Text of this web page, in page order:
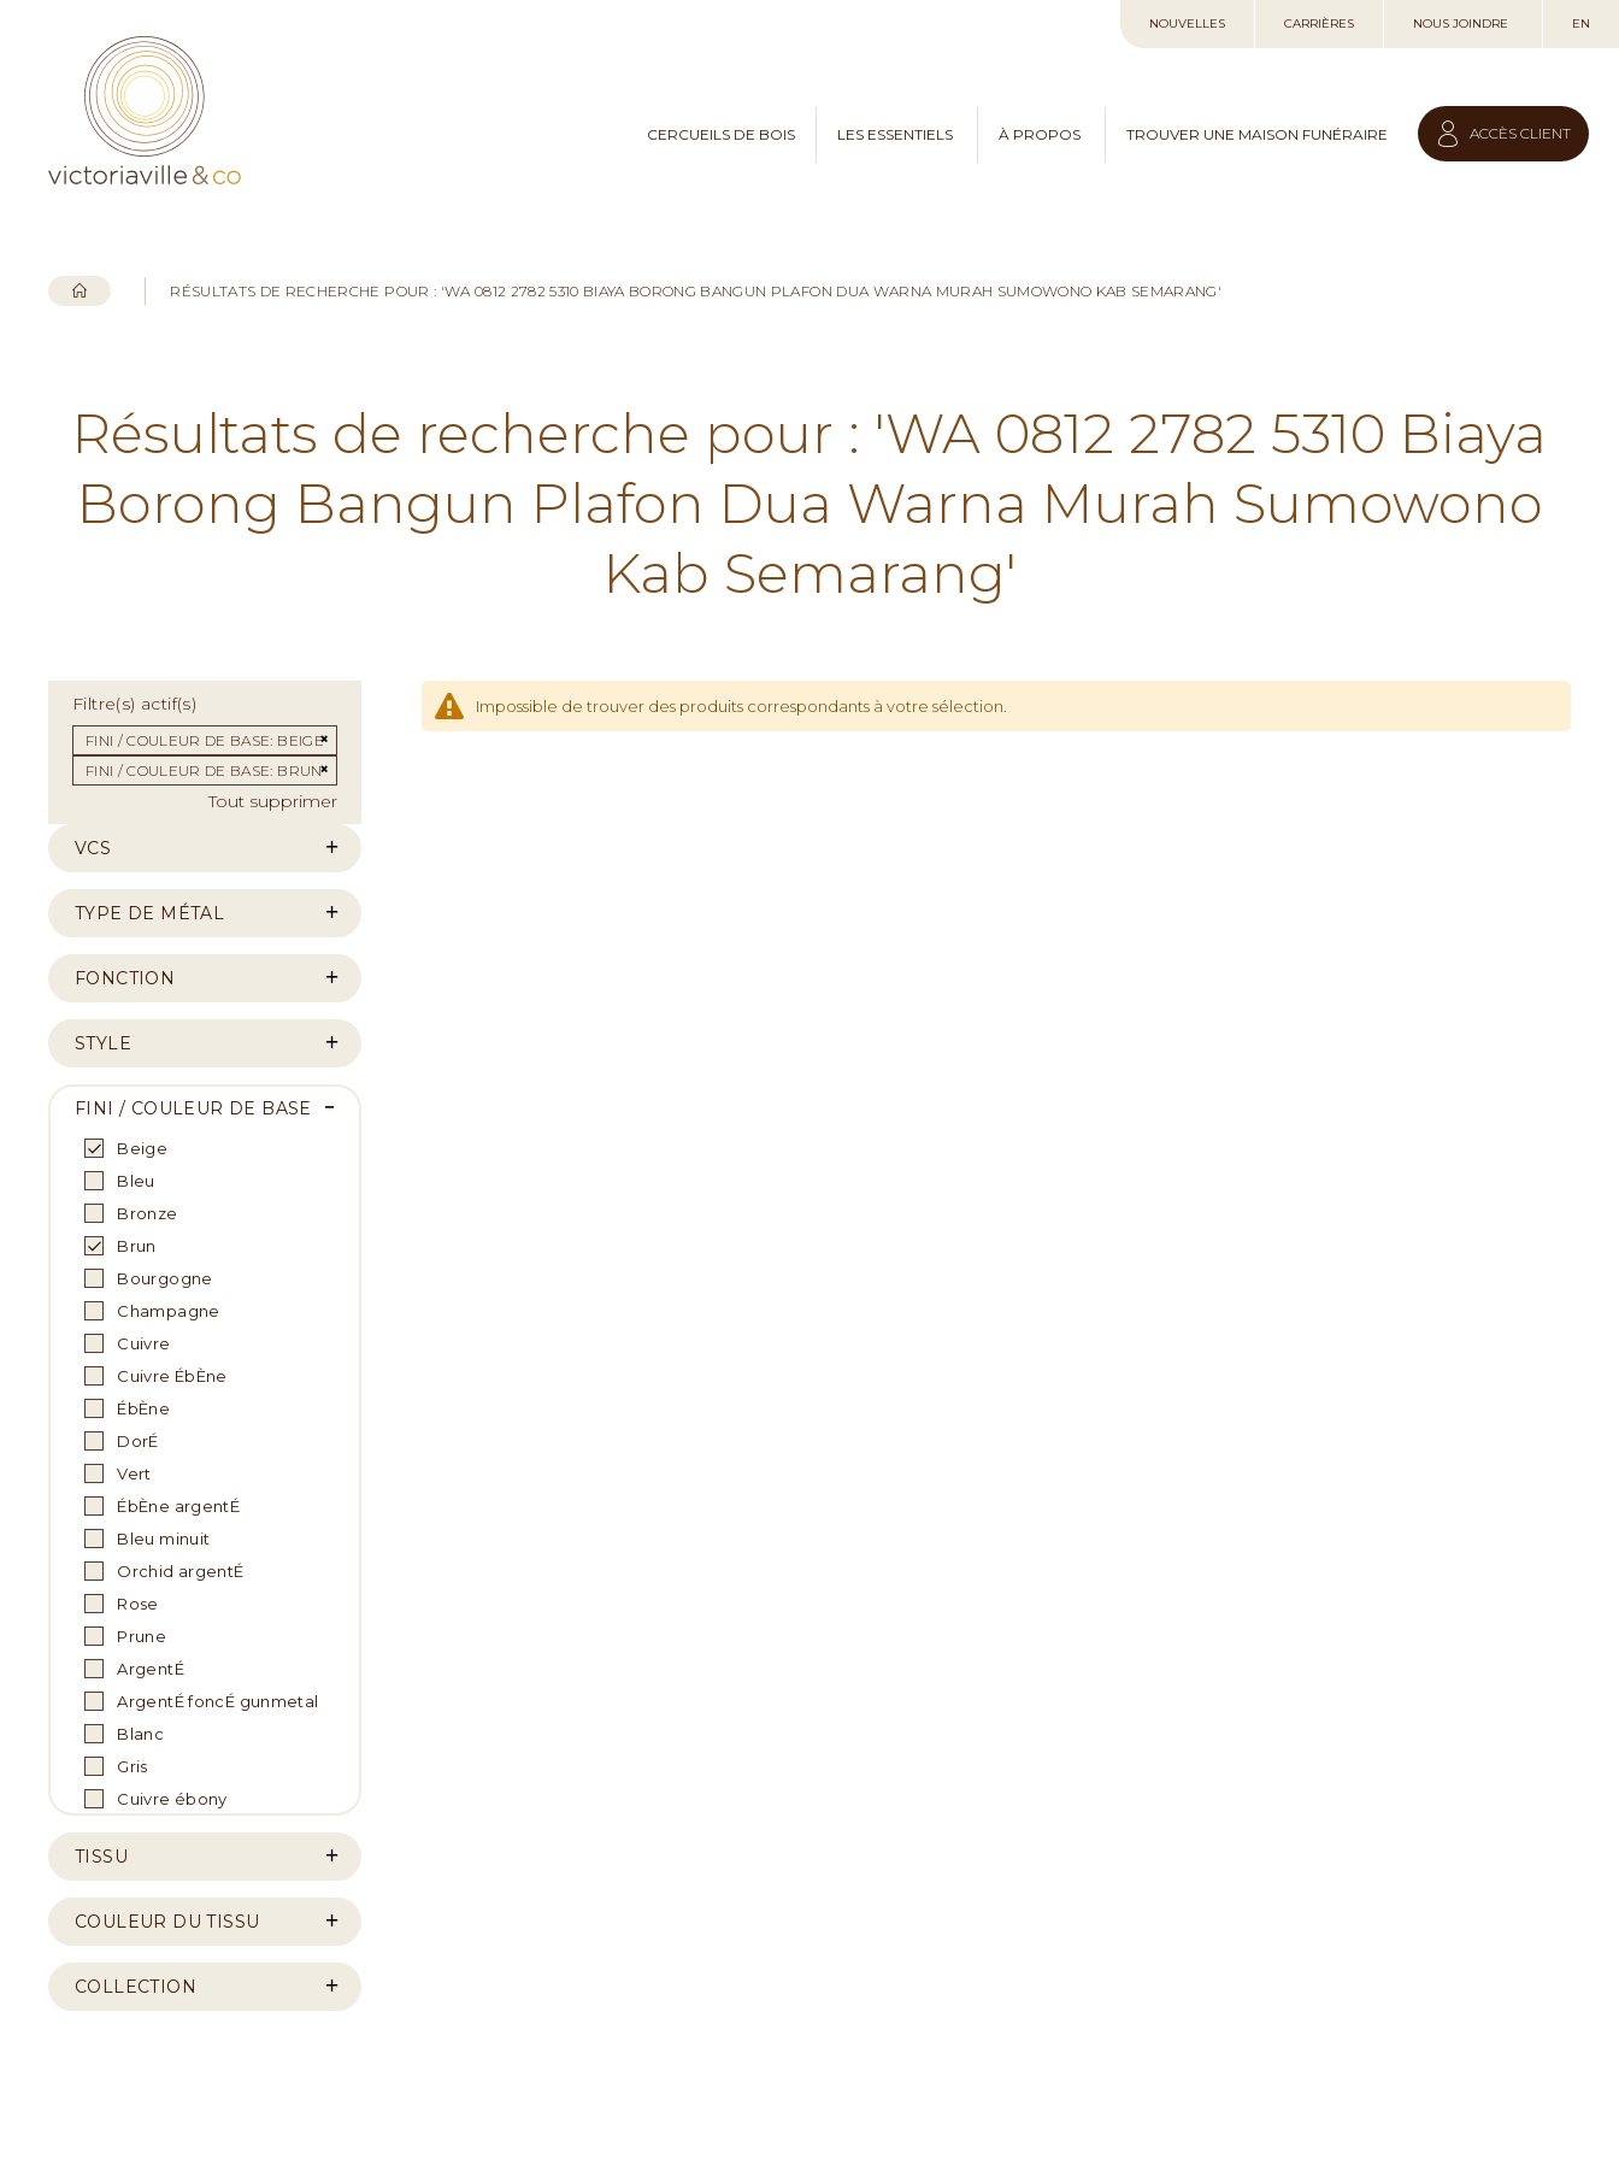
au
NOUVELLES CARRIÈRES NOUS JOINDRE EN
CERCUEILS DE BOIS LES ESSENTIELS À PROPOS TROUVER UNE MAISON FUNÉRAIRE ACCÈS CLIENT
RÉSULTATS DE RECHERCHE POUR : 'WA 0812 2782 5310 BIAYA BORONG BANGUN PLAFON DUA WARNA MURAH SUMOWONO KAB SEMARANG'
Résultats de recherche pour : 'WA 0812 2782 5310 Biaya
Borong Bangun Plafon Dua Warna Murah Sumowono
Kab Semarang'
Impossible de trouver des produits correspondants à votre sélection.
Filtre(s) actif(s)
FINI / COULEUR DE BASE BEIGE
Supprimer cet Élément
FINI / COULEUR DE BASE BRUN
Tout supprimer
VCS
TYPE DE MÉTAL
FONCTION
STYLE
FINI / COULEUR DE BASE
Beige
Bleu
Bronze
Brun
Bourgogne
Champagne
Cuivre
Cuivre ÉbÈne
ÉbÈne
DorÉ
Vert
ÉbÈne argentÉ
Bleu minuit
Orchid argentÉ
Rose
Prune
ArgentÉ
ArgentÉ foncÉ gunmetal
Blanc
Gris
Cuivre ébony
TISSU
COULEUR DU TISSU
COLLECTION